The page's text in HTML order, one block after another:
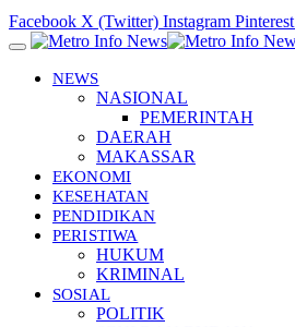
Facebook X (Twitter) Instagram Pinterest
NEWS
NASIONAL
PEMERINTAH
DAERAH
MAKASSAR
EKONOMI
KESEHATAN
PENDIDIKAN
PERISTIWA
HUKUM
KRIMINAL
SOSIAL
POLITIK